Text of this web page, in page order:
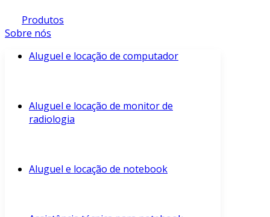
Produtos
Sobre nós
Aluguel e locação de computador
Aluguel e locação de monitor de
radiologia
Aluguel e locação de notebook